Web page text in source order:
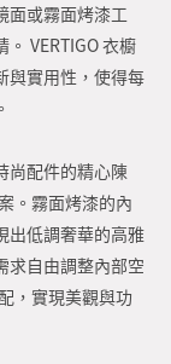
面或霧面烤漆工
VERTIGO 衣櫥
與實用性，使得每
尚配件的精心陳
。霧面烤漆的內
出低調奢華的高雅
求自由調整內部空
，實現美觀與功